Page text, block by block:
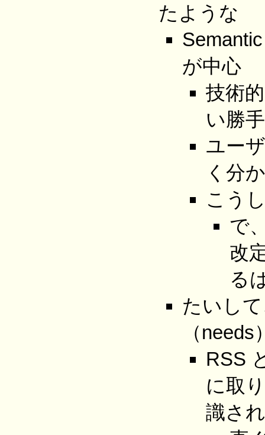
たような
が中心
技術
い勝
ユー
く分
こう
で
改
る
たいし
（
RSS
に取
識さ